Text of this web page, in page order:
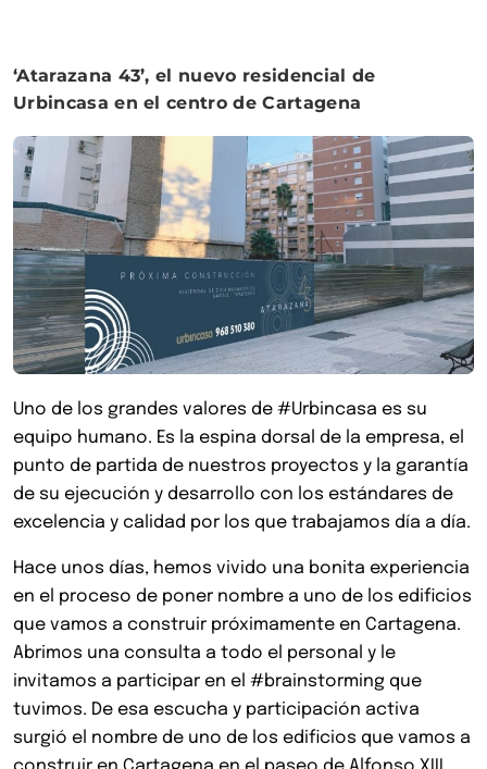
‘Atarazana 43’, el nuevo residencial de
Urbincasa en el centro de Cartagena
Uno de los grandes valores de #Urbincasa es su
equipo humano. Es la espina dorsal de la empresa, el
punto de partida de nuestros proyectos y la garantía
de su ejecución y desarrollo con los estándares de
excelencia y calidad por los que trabajamos día a día.
Hace unos días, hemos vivido una bonita experiencia
en el proceso de poner nombre a uno de los edificios
que vamos a construir próximamente en Cartagena.
Abrimos una consulta a todo el personal y le
invitamos a participar en el #brainstorming que
tuvimos. De esa escucha y participación activa
surgió el nombre de uno de los edificios que vamos a